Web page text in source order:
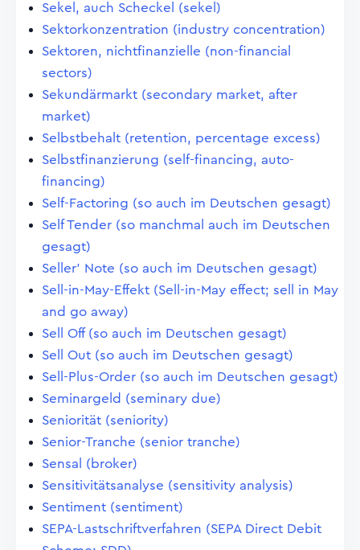
Sekel, auch Scheckel (sekel)
Sektorkonzentration (industry concentration)
Sektoren, nichtfinanzielle (non-financial
sectors)
Sekundärmarkt (secondary market, after
market)
Selbstbehalt (retention, percentage excess)
Selbstfinanzierung (self-financing, auto-
financing)
Self-Factoring (so auch im Deutschen gesagt)
Self Tender (so manchmal auch im Deutschen
gesagt)
Seller' Note (so auch im Deutschen gesagt)
Sell-in-May-Effekt (Sell-in-May effect; sell in May
and go away)
Sell Off (so auch im Deutschen gesagt)
Sell Out (so auch im Deutschen gesagt)
Sell-Plus-Order (so auch im Deutschen gesagt)
Seminargeld (seminary due)
Seniorität (seniority)
Senior-Tranche (senior tranche)
Sensal (broker)
Sensitivitätsanalyse (sensitivity analysis)
Sentiment (sentiment)
SEPA-Lastschriftverfahren (SEPA Direct Debit